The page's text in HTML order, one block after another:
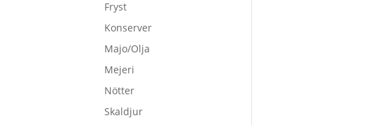
Fryst
Konserver
Majo/Olja
Mejeri
Nötter
Skaldjur